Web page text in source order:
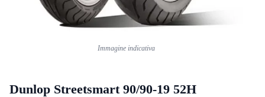
Immagine indicativa
Dunlop Streetsmart 90/90-19 52H